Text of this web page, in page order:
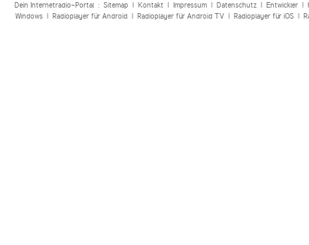
Dein Internetradio-Portal : Sitemap| Kontakt| Impressum| Datenschutz| Entwickler|
Windows| Radioplayer für Android| Radioplayer für Android TV| Radioplayer für iOS|